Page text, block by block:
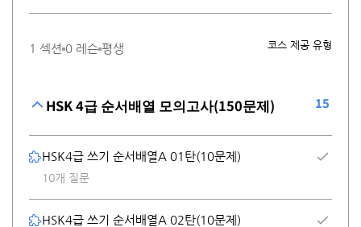
1 섹션 0 레슨 평생 코스 제공 유형
HSK 4급 순서배열 모의고사(150문제) 15
HSK4급 쓰기 순서배열A 01탄(10문제)
10개 질문
HSK4급 쓰기 순서배열A 02탄(10문제)